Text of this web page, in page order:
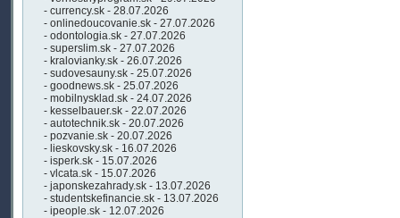
- currency.sk - 28.07.2026
- onlinedoucovanie.sk - 27.07.2026
- odontologia.sk - 27.07.2026
- superslim.sk - 27.07.2026
- kralovianky.sk - 26.07.2026
- sudovesauny.sk - 25.07.2026
- goodnews.sk - 25.07.2026
- mobilnysklad.sk - 24.07.2026
- kesselbauer.sk - 22.07.2026
- autotechnik.sk - 20.07.2026
- pozvanie.sk - 20.07.2026
- lieskovsky.sk - 16.07.2026
- isperk.sk - 15.07.2026
- vlcata.sk - 15.07.2026
- japonskezahrady.sk - 13.07.2026
- studentskefinancie.sk - 13.07.2026
- ipeople.sk - 12.07.2026